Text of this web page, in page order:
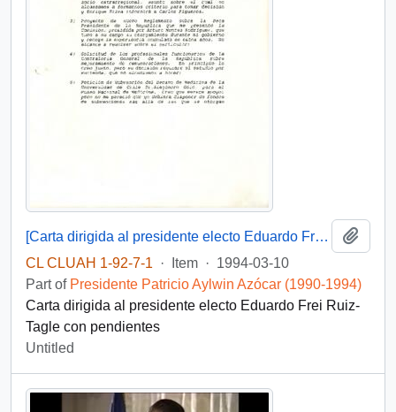
[Carta dirigida al presidente electo Eduardo Frei Ruiz-Tagle]
CL CLUAH 1-92-7-1
· Item · 1994-03-10
Part of Presidente Patricio Aylwin Azócar (1990-1994)
Carta dirigida al presidente electo Eduardo Frei Ruiz-
Tagle con pendientes
Untitled